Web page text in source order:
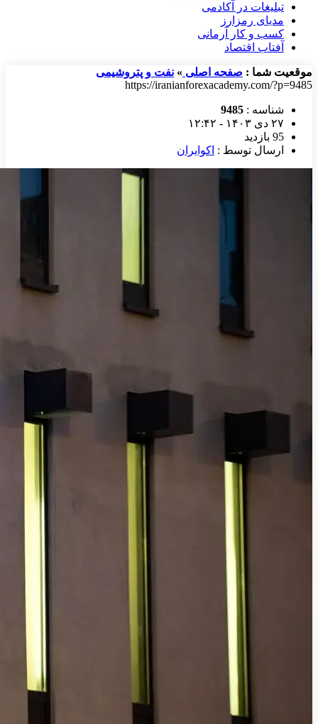
تبلیغات در آکادمی
مدیای رمزارز
کسب و کار آرمانی
آفتاب اقتصاد
موقعیت شما : صفحه اصلی » نفت و پتروشیمی
https://iranianforexacademy.com/?p=9485
شناسه : 9485
۲۷ دی ۱۴۰۳ - ۱۲:۴۲
95 بازدید
ارسال توسط : اکوایران